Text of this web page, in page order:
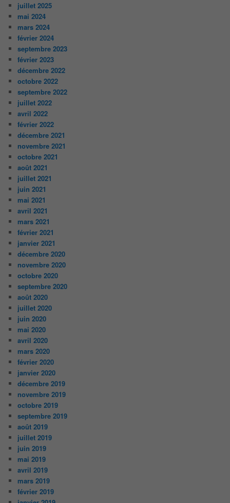
juillet 2025
mai 2024
mars 2024
février 2024
septembre 2023
février 2023
décembre 2022
octobre 2022
septembre 2022
juillet 2022
avril 2022
février 2022
décembre 2021
novembre 2021
octobre 2021
août 2021
juillet 2021
juin 2021
mai 2021
avril 2021
mars 2021
février 2021
janvier 2021
décembre 2020
novembre 2020
octobre 2020
septembre 2020
août 2020
juillet 2020
juin 2020
mai 2020
avril 2020
mars 2020
février 2020
janvier 2020
décembre 2019
novembre 2019
octobre 2019
septembre 2019
août 2019
juillet 2019
juin 2019
mai 2019
avril 2019
mars 2019
février 2019